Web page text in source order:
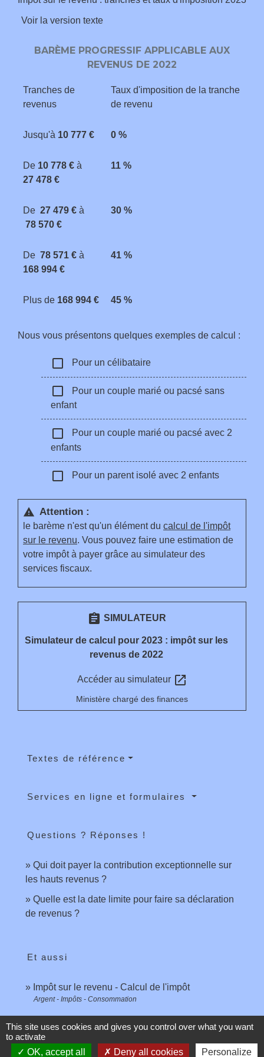
Voir la version texte
BARÈME PROGRESSIF APPLICABLE AUX
REVENUS DE 2022
Tranches de
revenus
Taux d'imposition de la tranche
de revenu
Jusqu'à 10 777 € 0 %
De 10 778 € à
27 478 €
11 %
De 27 479 € à
78 570 €
30 %
De 78 571 € à
168 994 €
41 %
Plus de 168 994 € 45 %
Nous vous présentons quelques exemples de calcul :
check_box_outline_blank Pour un célibataire
check_box_outline_blank
Pour un couple marié ou pacsé sans
enfant
check_box_outline_blank
Pour un couple marié ou pacsé avec 2
enfants
check_box_outline_blank Pour un parent isolé avec 2 enfants
warning Attention :
le barème n'est qu'un élément du calcul de l'impôt
sur le revenu. Vous pouvez faire une estimation de
votre impôt à payer grâce au simulateur des
services fiscaux.
assignment SIMULATEUR
Simulateur de calcul pour 2023 : impôt sur les
revenus de 2022
Accéder au simulateur open_in_new
Ministère chargé des finances
Textes de référence
Services en ligne et formulaires
Questions ? Réponses !
Qui doit payer la contribution exceptionnelle sur
les hauts revenus ?
Quelle est la date limite pour faire sa déclaration
de revenus ?
Et aussi
Impôt sur le revenu - Calcul de l'impôt
Argent - Impôts - Consommation
Pour en savoir plus
This site uses cookies and gives you control over what you want
to activate
OK, accept all
Deny all cookies Personalize